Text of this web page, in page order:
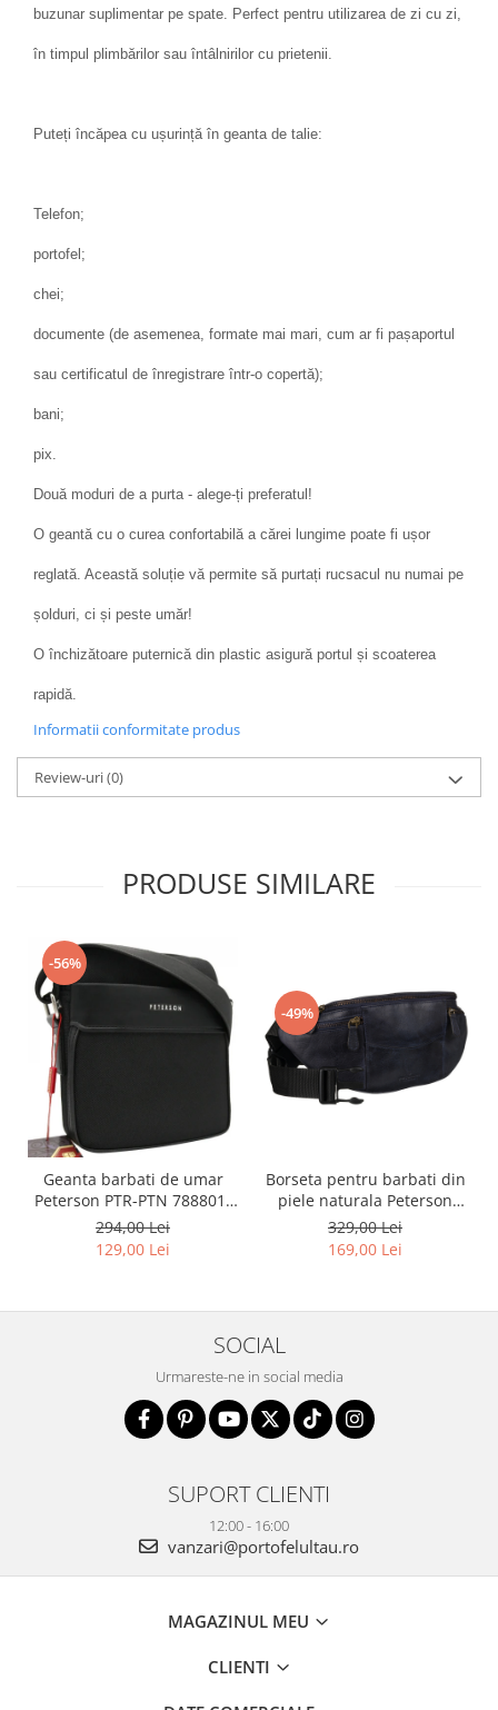
buzunar suplimentar pe spate. Perfect pentru utilizarea de zi cu zi,
în timpul plimbărilor sau întâlnirilor cu prietenii.
Puteți încăpea cu ușurință în geanta de talie:
Telefon;
portofel;
chei;
documente (de asemenea, formate mai mari, cum ar fi pașaportul
sau certificatul de înregistrare într-o copertă);
bani;
pix.
Două moduri de a purta - alege-ți preferatul!
O geantă cu o curea confortabilă a cărei lungime poate fi ușor
reglată. Această soluție vă permite să purtați rucsacul nu numai pe
șolduri, ci și peste umăr!
O închizătoare puternică din plastic asigură portul și scoaterea
rapidă.
Informatii conformitate produs
Review-uri(0)
PRODUSE SIMILARE
-56%
Geanta barbati de umar
Peterson PTR-PTN 788801-
0334 BL
294,00 Lei
129,00 Lei
-49%
Borseta pentru barbati din
piele naturala Peterson
PTR-PTN 2507-HP N
329,00 Lei
169,00 Lei
SOCIAL
Urmareste-ne in social media
SUPORT CLIENTI
12:00 - 16:00
vanzari@portofelultau.ro
MAGAZINUL MEU
CLIENTI